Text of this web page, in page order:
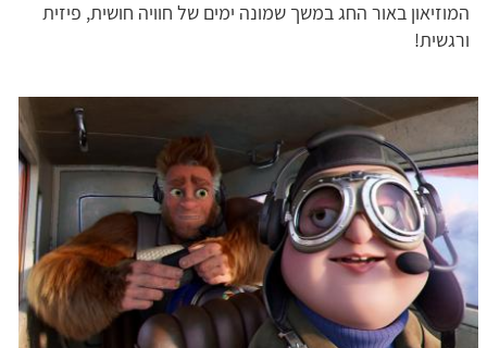
המוזיאון באור החג במשך שמונה ימים של חוויה חושית, פיזית
ורגשית!